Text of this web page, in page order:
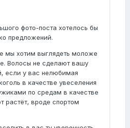
фото-поста хотелось бы
предложений.
мы хотим выглядеть моложе
Волосы не сделают вашу
если у вас нелюбимая
в качестве увеселения
по средам в качестве
растёт, вроде спортом